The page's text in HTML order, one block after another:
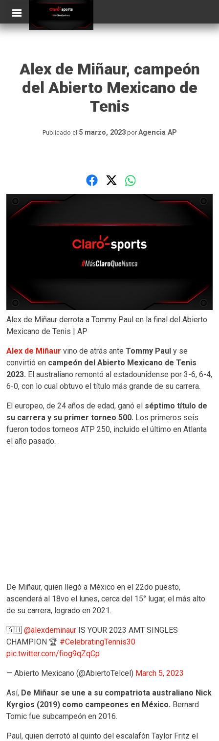
content
ClaroSports
Más Claro que nunca
Alex de Miñaur, campeón
del Abierto Mexicano de
Tenis
Publicado el 5 marzo, 2023por Agencia AP
Alex de Miñaur derrota a Tommy Paul en la final del Abierto
Mexicano de Tenis | AP
Alex de Miñaur vino de atrás anteTommy Paul y se
convirtió en campeón del Abierto Mexicano de Tenis
2023. El australiano remontó al estadounidense por 3-6, 6-4,
6-0, con lo cual obtuvo el título más grande de su carrera.
El europeo, de 24 años de edad, ganó el séptimo título de
su carrera y su primer torneo 500. Los primeros seis
fueron todos torneos ATP 250, incluido el último en Atlanta
el año pasado.
De Miñaur, quien llegó a México en el 22do puesto,
ascenderá al 18vo el lunes, cerca del 15° lugar, el más alto
de su carrera, logrado en 2021.
🇦🇺@alexdeminaur IS YOUR 2023 AMT SINGLES
CHAMPION 🏆 #CelebratingTennis30
pic.twitter.com/fiog9qZqCp
— Abierto Mexicano (@AbiertoTelcel) March 5, 2023
Así, De Miñaur se une a su compatriota australiano Nick
Kyrgios (2019) como campeones en México. Bernard
Tomic fue subcampeón en 2016.
Paul, quien derrotó al quinto del escalafón Taylor Fritz el